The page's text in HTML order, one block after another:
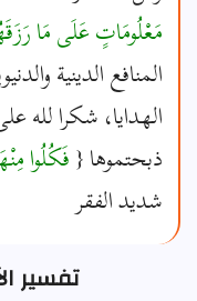
مَعْلُومَاتٍ عَلَى مَا
المنافع الدينية
الهدايا، شكرا لله
ذبحتموها {فَكُلُوا
شديد الفقر
تفسير الآية 28 -